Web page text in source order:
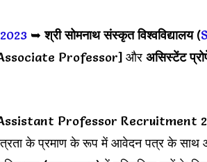
➥ श्री सोमनाथ संस्कृत विश्वविद्यालय (
Professor] और असिस्टेंट
Professor Recruitment
के प्रमाण के रूप में आवेदन पत्र के साथ